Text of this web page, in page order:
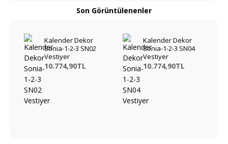
Son Görüntülenenler
Kalender Dekor
Sonia-1-2-3 SN02
Vestiyer
10.774,90TL
Kalender Dekor
Sonia-1-2-3 SN04
Vestiyer
10.774,90TL